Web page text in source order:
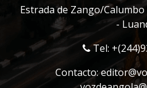
Estrada de Zango/
-
Tel:
Contacto: